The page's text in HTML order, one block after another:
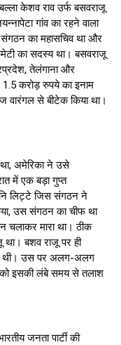
केशव राव उर्फ बसवराजू
गांव का रहने वाला
का महासचिव था और
का सदस्य था। बसवराजू
तेलंगाना और
करोड़ रुपये का इनाम
वारंगल से बीटेक किया था।
अमेरिका ने उसे
में एक बड़ा गुप्त
लिट्टे जिस संगठन ने
उस संगठन का चीफ था
चलाकर मारा था। ठीक
था। बशव राजू पर ही
थी। उस पर अलग-अलग
को इसकी लंबे समय से तलाश
जनता पार्टी की